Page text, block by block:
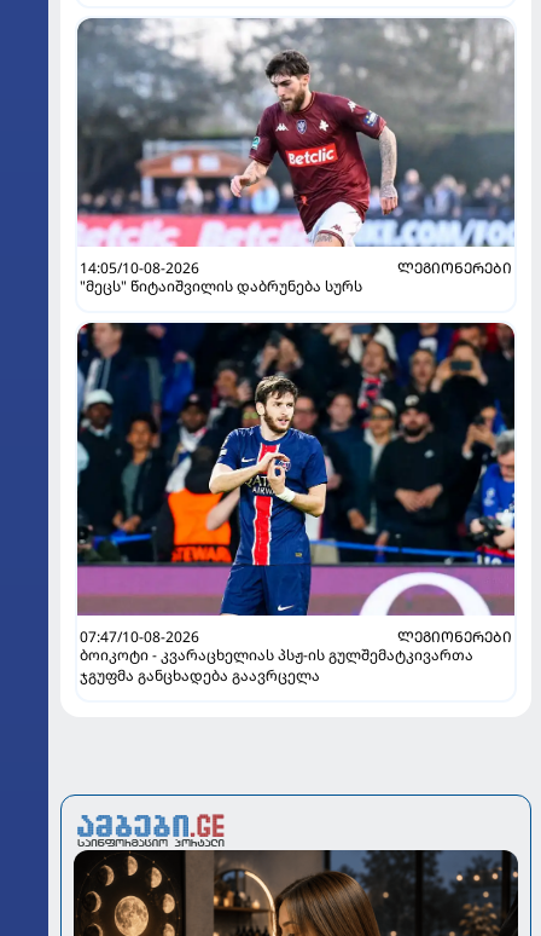
14:05/10-08-2026
ᲚᲔᲒᲘᲝᲜᲔᲠᲔᲑᲘ
"მეცს" წიტაიშვილის დაბრუნება სურს
07:47/10-08-2026
ᲚᲔᲒᲘᲝᲜᲔᲠᲔᲑᲘ
ბოიკოტი - კვარაცხელიას პსჟ-ის გულშემატკივართა
ჯგუფმა განცხადება გაავრცელა